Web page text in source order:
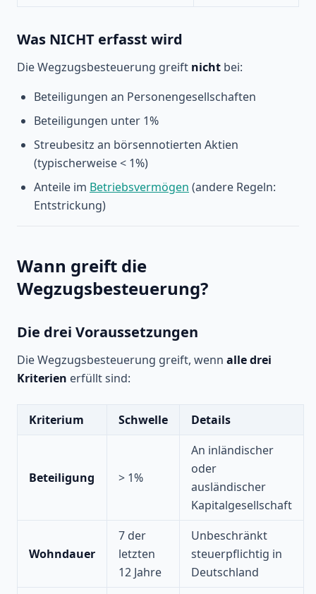
Was NICHT erfasst wird
Die Wegzugsbesteuerung greift nicht bei:
Beteiligungen an Personengesellschaften
Beteiligungen unter 1%
Streubesitz an börsennotierten Aktien
(typischerweise < 1%)
Anteile im Betriebsvermögen (andere Regeln:
Entstrickung)
Wann greift die
Wegzugsbesteuerung?
Die drei Voraussetzungen
Die Wegzugsbesteuerung greift, wenn alle drei
Kriterien erfüllt sind:
Kriterium Schwelle Details
Beteiligung > 1%
An inländischer
oder
ausländischer
Kapitalgesellschaft
Wohndauer
7 der
letzten
12 Jahre
Unbeschränkt
steuerpflichtig in
Deutschland